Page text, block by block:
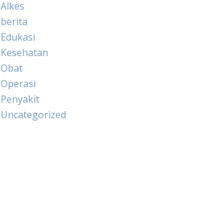
Alkes
berita
Edukasi
Kesehatan
Obat
Operasi
Penyakit
Uncategorized